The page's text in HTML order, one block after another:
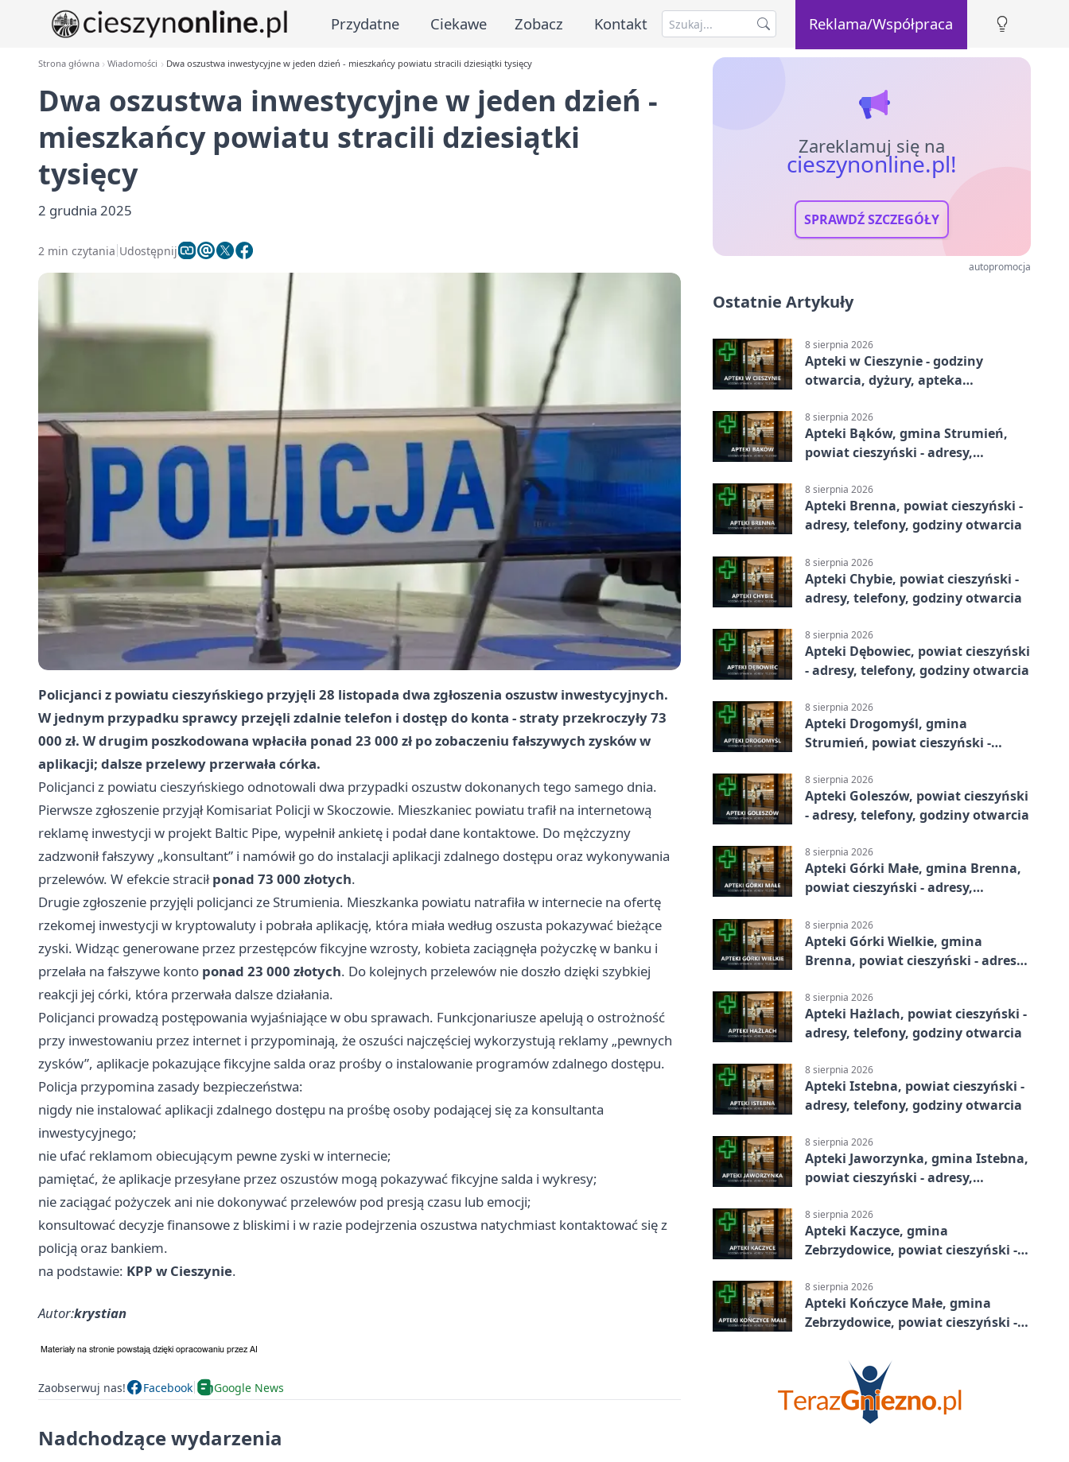
Przydatne Ciekawe Zobacz Kontakt Reklama/Współpraca
Strona główna Wiadomości Dwa oszustwa inwestycyjne w jeden dzień - mieszkańcy powiatu stracili dziesiątki tysięcy
Dwa oszustwa inwestycyjne w jeden dzień -
mieszkańcy powiatu stracili dziesiątki
tysięcy
2 grudnia 2025
2 min czytania Udostępnij
Policjanci z powiatu cieszyńskiego przyjęli 28 listopada dwa zgłoszenia oszustw inwestycyjnych.
W jednym przypadku sprawcy przejęli zdalnie telefon i dostęp do konta - straty przekroczyły 73
000 zł. W drugim poszkodowana wpłaciła ponad 23 000 zł po zobaczeniu fałszywych zysków w
aplikacji; dalsze przelewy przerwała córka.
Policjanci z powiatu cieszyńskiego odnotowali dwa przypadki oszustw dokonanych tego samego dnia.
Pierwsze zgłoszenie przyjął Komisariat Policji w Skoczowie. Mieszkaniec powiatu trafił na internetową
reklamę inwestycji w projekt Baltic Pipe, wypełnił ankietę i podał dane kontaktowe. Do mężczyzny
zadzwonił fałszywy „konsultant” i namówił go do instalacji aplikacji zdalnego dostępu oraz wykonywania
przelewów. W efekcie straciłponad 73 000 złotych.
Drugie zgłoszenie przyjęli policjanci ze Strumienia. Mieszkanka powiatu natrafiła w internecie na ofertę
rzekomej inwestycji w kryptowaluty i pobrała aplikację, która miała według oszusta pokazywać bieżące
zyski. Widząc generowane przez przestępców fikcyjne wzrosty, kobieta zaciągnęła pożyczkę w banku i
przelała na fałszywe konto ponad 23 000 złotych. Do kolejnych przelewów nie doszło dzięki szybkiej
reakcji jej córki, która przerwała dalsze działania.
Policjanci prowadzą postępowania wyjaśniające w obu sprawach. Funkcjonariusze apelują o ostrożność
przy inwestowaniu przez internet i przypominają, że oszuści najczęściej wykorzystują reklamy „pewnych
zysków”, aplikacje pokazujące fikcyjne salda oraz prośby o instalowanie programów zdalnego dostępu.
Policja przypomina zasady bezpieczeństwa:
nigdy nie instalować aplikacji zdalnego dostępu na prośbę osoby podającej się za konsultanta
inwestycyjnego;
nie ufać reklamom obiecującym pewne zyski w internecie;
pamiętać, że aplikacje przesyłane przez oszustów mogą pokazywać fikcyjne salda i wykresy;
nie zaciągać pożyczek ani nie dokonywać przelewów pod presją czasu lub emocji;
konsultować decyzje finansowe z bliskimi i w razie podejrzenia oszustwa natychmiast kontaktować się z
policją oraz bankiem.
na podstawie: KPP w Cieszynie.
Autor:krystian
Zaobserwuj nas! Facebook Google News
Nadchodzące wydarzenia
Zareklamuj się na
cieszynonline.pl!
SPRAWDŹ SZCZEGÓŁY
autopromocja
Ostatnie Artykuły
8 sierpnia 2026
Apteki w Cieszynie - godziny
otwarcia, dyżury, apteka
8 sierpnia 2026
Apteki Bąków, gmina Strumień,
powiat cieszyński - adresy,
8 sierpnia 2026
Apteki Brenna, powiat cieszyński -
adresy, telefony, godziny otwarcia
8 sierpnia 2026
Apteki Chybie, powiat cieszyński -
adresy, telefony, godziny otwarcia
8 sierpnia 2026
Apteki Dębowiec, powiat cieszyński
- adresy, telefony, godziny otwarcia
8 sierpnia 2026
Apteki Drogomyśl, gmina
Strumień, powiat cieszyński -
8 sierpnia 2026
Apteki Goleszów, powiat cieszyński
- adresy, telefony, godziny otwarcia
8 sierpnia 2026
Apteki Górki Małe, gmina Brenna,
powiat cieszyński - adresy,
8 sierpnia 2026
Apteki Górki Wielkie, gmina
Brenna, powiat cieszyński - adresy,
8 sierpnia 2026
Apteki Hażlach, powiat cieszyński -
adresy, telefony, godziny otwarcia
8 sierpnia 2026
Apteki Istebna, powiat cieszyński -
adresy, telefony, godziny otwarcia
8 sierpnia 2026
Apteki Jaworzynka, gmina Istebna,
powiat cieszyński - adresy,
8 sierpnia 2026
Apteki Kaczyce, gmina
Zebrzydowice, powiat cieszyński -
8 sierpnia 2026
Apteki Kończyce Małe, gmina
Zebrzydowice, powiat cieszyński -